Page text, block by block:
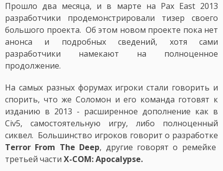
Прошло два месяца, и в марте на Pax East 2013
разработчики продемонстрировали тизер своего
большого проекта. Об этом новом проекте пока нет
анонса и подробных сведений, хотя сами
разработчики намекают на полноценное
продолжение.
На самых разных форумах игроки стали говорить и
спорить, что же Соломон и его команда готовят к
изданию в 2013 - расширенное дополнение как в
Civ5, самостоятельную игру, либо полноценный
сиквел. Большинство игроков говорит о разработке
Terror From The Deep, другие говорят о ремейке
третьей части X-COM: Apocalypse.